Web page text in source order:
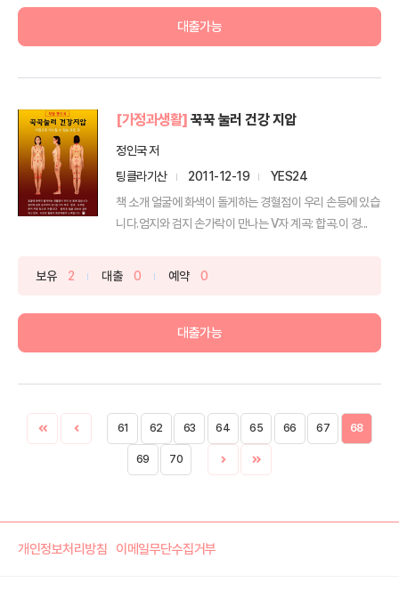
대출가능
[가정과생활] 꾹꾹 눌러 건강 지압
정인국 저
팅클라기산
2011-12-19
YES24
책 소개 얼굴에 화색이 돌게하는 경혈점이 우리 손등에 있습
니다.엄지와 검지 손가락이 만나는 V자 계곡: 합곡.이 경...
보유 2 대출 0 예약 0
대출가능
61 62 63 64 65 66 67 68
69 70
개인정보처리방침 이메일무단수집거부